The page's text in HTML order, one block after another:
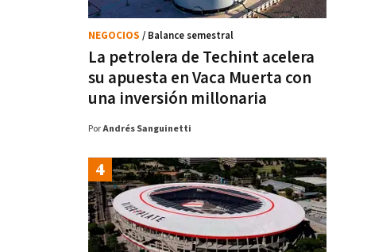
La petrolera de Techint acelera
su apuesta en Vaca Muerta con
una inversión millonaria
NEGOCIOS / Balance semestral
PorAndrés Sanguinetti